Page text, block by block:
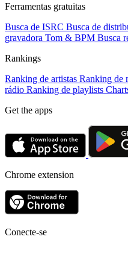
Ferramentas gratuitas
Busca de ISRC Busca de
gravadora Tom & BPM Busca
Rankings
Ranking de artistas Ranking de
rádio Ranking de playlists
Get the apps
Chrome extension
Conecte-se